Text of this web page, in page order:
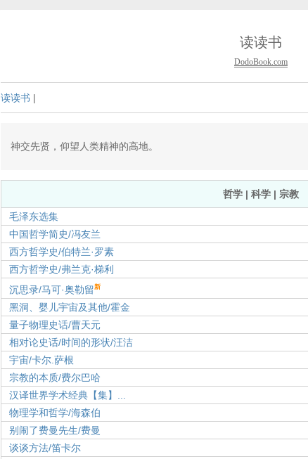
读读书
DodoBook.com
读读书 |
神交先贤，仰望人类精神的高地。
哲学 | 科学 | 宗教
毛泽东选集
中国哲学简史/冯友兰
西方哲学史/伯特兰·罗素
西方哲学史/弗兰克·梯利
沉思录/马可·奥勒留新
黑洞、婴儿宇宙及其他/霍金
量子物理史话/曹天元
相对论史话/时间的形状/汪洁
宇宙/卡尔.萨根
宗教的本质/费尔巴哈
汉译世界学术经典【集】...
物理学和哲学/海森伯
别闹了费曼先生/费曼
谈谈方法/笛卡尔